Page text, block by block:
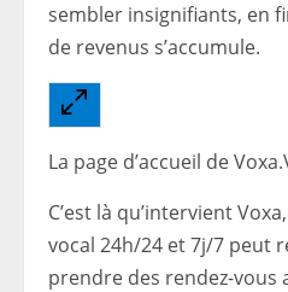
sembler insignifiants, en
de revenus s’accumule.
La page d’accueil de
C’est là qu’intervient
vocal 24h/24 et 7j/7 peut
prendre des rendez-vous